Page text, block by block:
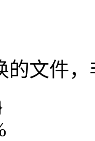
的文件